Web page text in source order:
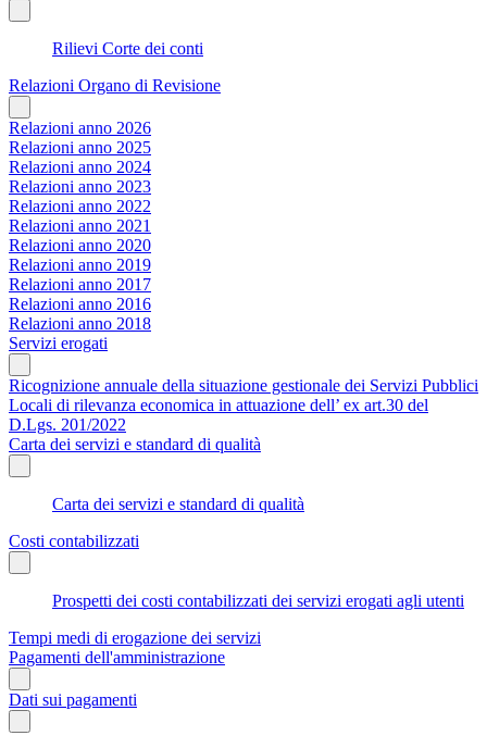
Rilievi Corte dei conti
Relazioni Organo di Revisione
Relazioni anno 2026
Relazioni anno 2025
Relazioni anno 2024
Relazioni anno 2023
Relazioni anno 2022
Relazioni anno 2021
Relazioni anno 2020
Relazioni anno 2019
Relazioni anno 2017
Relazioni anno 2016
Relazioni anno 2018
Servizi erogati
Ricognizione annuale della situazione gestionale dei Servizi Pubblici
Locali di rilevanza economica in attuazione dell’ ex art.30 del
D.Lgs. 201/2022
Carta dei servizi e standard di qualità
Carta dei servizi e standard di qualità
Costi contabilizzati
Prospetti dei costi contabilizzati dei servizi erogati agli utenti
Tempi medi di erogazione dei servizi
Pagamenti dell'amministrazione
Dati sui pagamenti